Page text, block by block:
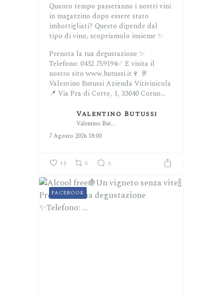
Quanto tempo passeranno i nostri vini
in magazzino dopo essere stato
imbottigliati? Questo dipende dal
tipo di vino, scopriamolo insieme ✨
Prenota la tua degustazione ✨
Telefono: 0432 759194✅ E visita il
nostro sito www.butussi.it🍷 🥂
Valentino Butussi Azienda Vitivinicola
📍 Via Pra di Corte, 1, 33040 Corno...
Valentino Butussi
Valentino Butussi
7 Agosto 2026 18:00
15 0 0
FACEBOOK